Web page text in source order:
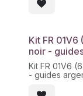
Kit FR 01V6
noir -
Kit FR 01V6
- guides